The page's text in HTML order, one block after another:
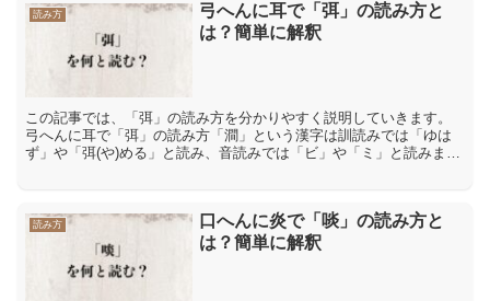
読み方
弓へんに耳で「弭」の読み方と
は？簡単に解釈
この記事では、「弭」の読み方を分かりやすく説明していきます。
弓へんに耳で「弭」の読み方「澗」という漢字は訓読みでは「ゆは
ず」や「弭(や)める」と読み、音読みでは「ビ」や「ミ」と読みま
読み方
口へんに炎で「啖」の読み方と
は？簡単に解釈